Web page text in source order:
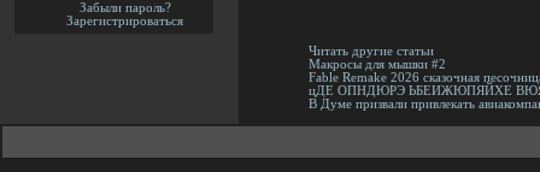
Забыли пароль?
Зарегистрироваться
Читать другие статьи
Макросы для мышки #2
Fable Remake 2026 сказочная
цДЕ ОПНДЮРЭ ЬБЕИЖЮПЯЙХЕ
В Думе призвали привлекать